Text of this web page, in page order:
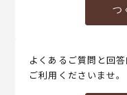
つ
よくあるご質問と回
ご利用くださいませ。